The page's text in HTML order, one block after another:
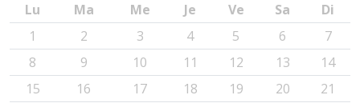
Lu
Ma Me Je Ve Sa
Di
1
2 3 4 5 6
7
8
9 10 11 12 13
14
15
16 17 18 19 20
21